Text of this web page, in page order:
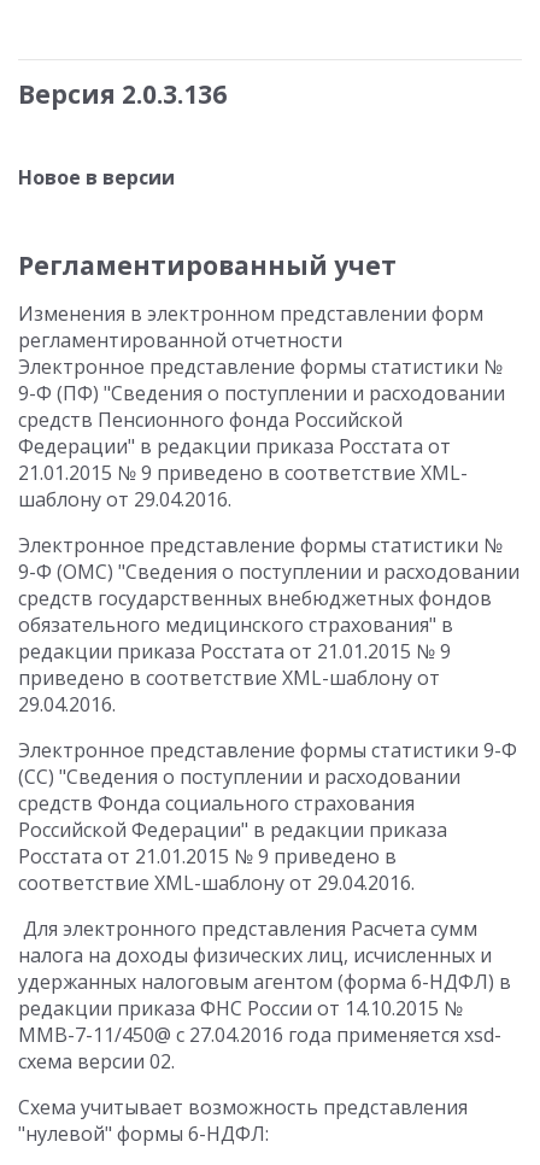
Версия 2.0.3.136
Новое в версии
Регламентированный учет
Изменения в электронном представлении форм
регламентированной отчетности
Электронное представление формы статистики №
9-Ф (ПФ) "Сведения о поступлении и расходовании
средств Пенсионного фонда Российской
Федерации" в редакции приказа Росстата от
21.01.2015 № 9 приведено в соответствие XML-
шаблону от 29.04.2016.
Электронное представление формы статистики №
9-Ф (ОМС) "Сведения о поступлении и расходовании
средств государственных внебюджетных фондов
обязательного медицинского страхования" в
редакции приказа Росстата от 21.01.2015 № 9
приведено в соответствие XML-шаблону от
29.04.2016.
Электронное представление формы статистики 9-Ф
(CC) "Сведения о поступлении и расходовании
средств Фонда социального страхования
Российской Федерации" в редакции приказа
Росстата от 21.01.2015 № 9 приведено в
соответствие XML-шаблону от 29.04.2016.
Для электронного представления Расчета сумм
налога на доходы физических лиц, исчисленных и
удержанных налоговым агентом (форма 6-НДФЛ) в
редакции приказа ФНС России от 14.10.2015 №
ММВ-7-11/450@ с 27.04.2016 года применяется xsd-
схема версии 02.
Схема учитывает возможность представления
"нулевой" формы 6-НДФЛ: